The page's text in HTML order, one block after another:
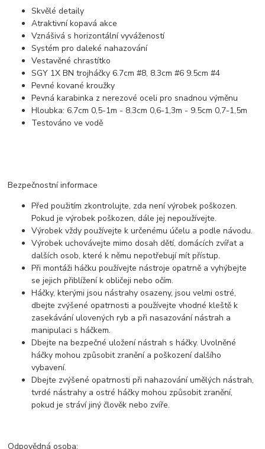
Skvělé detaily
Atraktivní kopavá akce
Vznášivá s horizontální vyvážeností
Systém pro daleké nahazování
Vestavěné chrastítko
SGY 1X BN trojháčky 6.7cm #8, 8.3cm #6 9.5cm #4
Pevné kované kroužky
Pevná karabinka z nerezové oceli pro snadnou výměnu
Hloubka: 6.7cm 0,5-1m - 8.3cm 0,6-1,3m - 9.5cm 0,7-1,5m
Testováno ve vodě
Bezpečnostní informace
Před použitím zkontrolujte, zda není výrobek poškozen.
Pokud je výrobek poškozen, dále jej nepoužívejte.
Výrobek vždy používejte k určenému účelu a podle návodu.
Výrobek uchovávejte mimo dosah dětí, domácích zvířat a
dalších osob, které k němu nepotřebují mít přístup.
Při montáži háčku používejte nástroje opatrně a vyhýbejte
se jejich přiblížení k obličeji nebo očím.
Háčky, kterými jsou nástrahy osazeny, jsou velmi ostré,
dbejte zvýšené opatrnosti a používejte vhodné kleště k
zasekávání ulovených ryb a při nasazování nástrah a
manipulaci s háčkem.
Dbejte na bezpečné uložení nástrah s háčky. Uvolněné
háčky mohou způsobit zranění a poškození dalšího
vybavení.
Dbejte zvýšené opatrnosti při nahazování umělých nástrah,
tvrdé nástrahy a ostré háčky mohou způsobit zranění,
pokud je stráví jiný člověk nebo zvíře.
Odpovědná osoba: